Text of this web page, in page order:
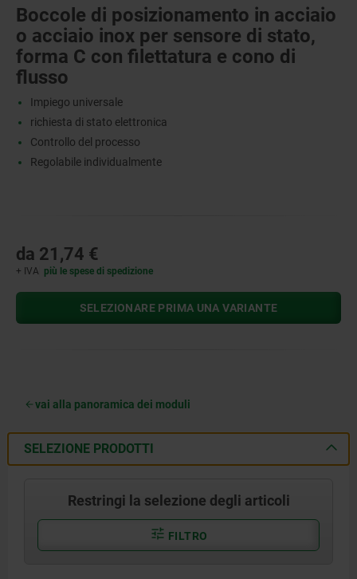
Boccole di posizionamento in acciaio
o acciaio inox per sensore di stato,
forma C con filettatura e cono di
flusso
Impiego universale
richiesta di stato elettronica
Controllo del processo
Regolabile individualmente
da 21,74 €
+ IVA più le spese di spedizione
SELEZIONARE PRIMA UNA VARIANTE
vai alla panoramica dei moduli
SELEZIONE PRODOTTI
Restringi la selezione degli articoli
FILTRO